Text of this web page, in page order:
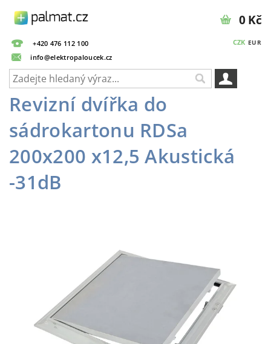
+420 476 112 100
info@elektropaloucek.cz
CZK EUR
0 Kč
Revizní dvířka do
sádrokartonu RDSa
200x200 x12,5 Akustická
-31dB